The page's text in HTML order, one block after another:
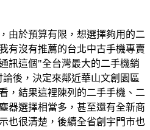
由於預算有限，想選擇夠用的二
有沒有推薦的台北中古手機專賣
訊這個"全台灣最大的二手機銷
後，決定來鄰近華山文創園區
，結果這裡陳列的二手手機、二
器選擇相當多，甚至還有全新商
也很清楚，後續全省創宇門市也